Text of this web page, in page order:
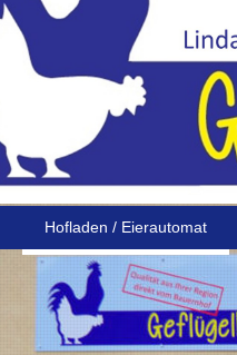
Hofladen / Eierautomat